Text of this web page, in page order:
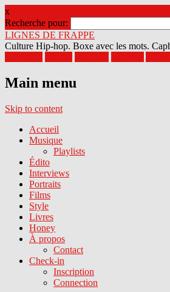
x
Recherche pour:
LIGNES DE FRAPPE
Culture Hip-hop. Boxe avec les mots.
Main menu
Skip to content
Accueil
Musique
Playlists
Édito
Interviews
Portraits
Films
Style
Livres
Honey
À propos
Contact
Check-in
Inscription
Connection